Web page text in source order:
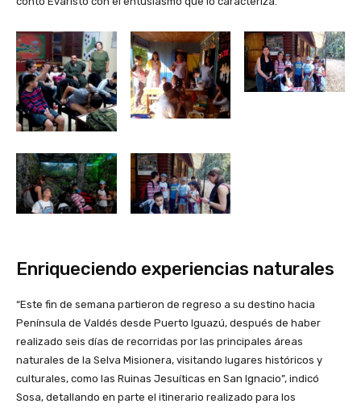
Enriqueciendo experiencias naturales
“Este fin de semana partieron de regreso a su destino hacia
Península de Valdés desde Puerto Iguazú, después de haber
realizado seis días de recorridas por las principales áreas
naturales de la Selva Misionera, visitando lugares históricos y
culturales, como las Ruinas Jesuíticas en San Ignacio”, indicó
Sosa, detallando en parte el itinerario realizado para los